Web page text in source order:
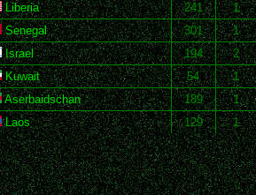
Liberia 241
1
Senegal 301
1
Israel 194
2
Kuwait 54
1
Aserbaidschan 189
1
Laos 129 1